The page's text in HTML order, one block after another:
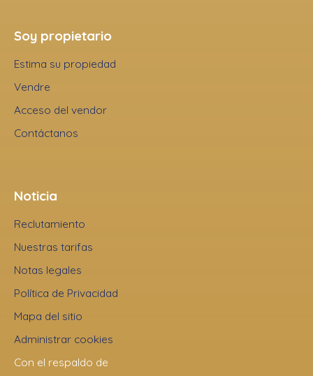
Soy propietario
Estima su propiedad
Vendre
Acceso del vendor
Contáctanos
Noticia
Reclutamiento
Nuestras tarifas
Notas legales
Política de Privacidad
Mapa del sitio
Administrar cookies
Con el respaldo de